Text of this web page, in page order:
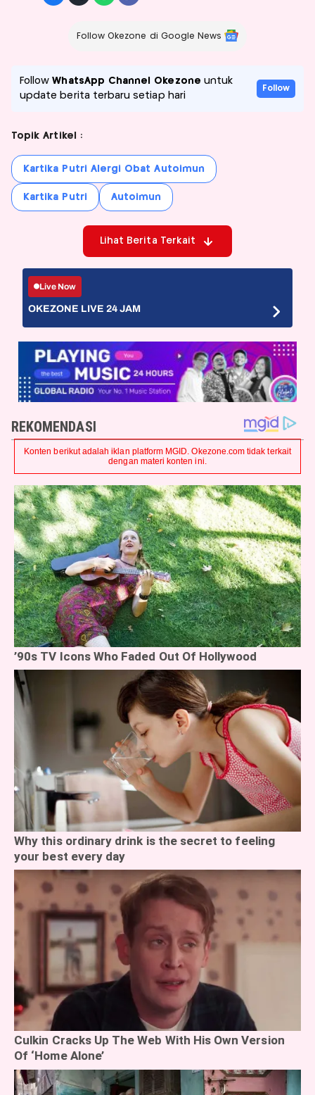
Follow Okezone di Google News
FollowWhatsApp Channel Okezone untuk
update berita terbaru setiap hari
Follow
Topik Artikel :
Kartika Putri Alergi Obat Autoimun
Kartika Putri Autoimun
Lihat Berita Terkait
Live Now
OKEZONE LIVE 24 JAM